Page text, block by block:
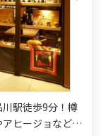
駅徒歩9分！樽
ヒージョなど本